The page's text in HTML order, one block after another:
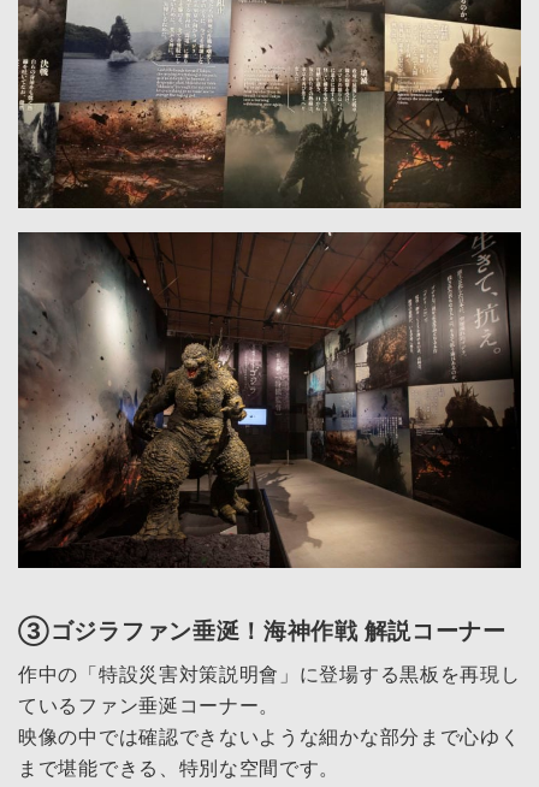
③ゴジラファン垂涎！海神作戦 解説コーナー
作中の「特設災害対策説明會」に登場する黒板を再現し
ているファン垂涎コーナー。
映像の中では確認できないような細かな部分まで心ゆく
まで堪能できる、特別な空間です。